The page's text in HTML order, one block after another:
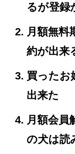
るが登録
月額無料
約が出来
買ったお
出来た
月額会員
の犬は読